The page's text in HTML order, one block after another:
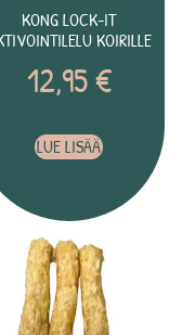
KONG LOCK-IT
KOIRILLE
12,95€
LUE LISÄÄ